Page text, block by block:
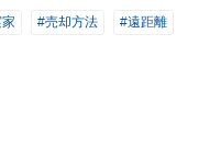
#売却方法 #遠距離